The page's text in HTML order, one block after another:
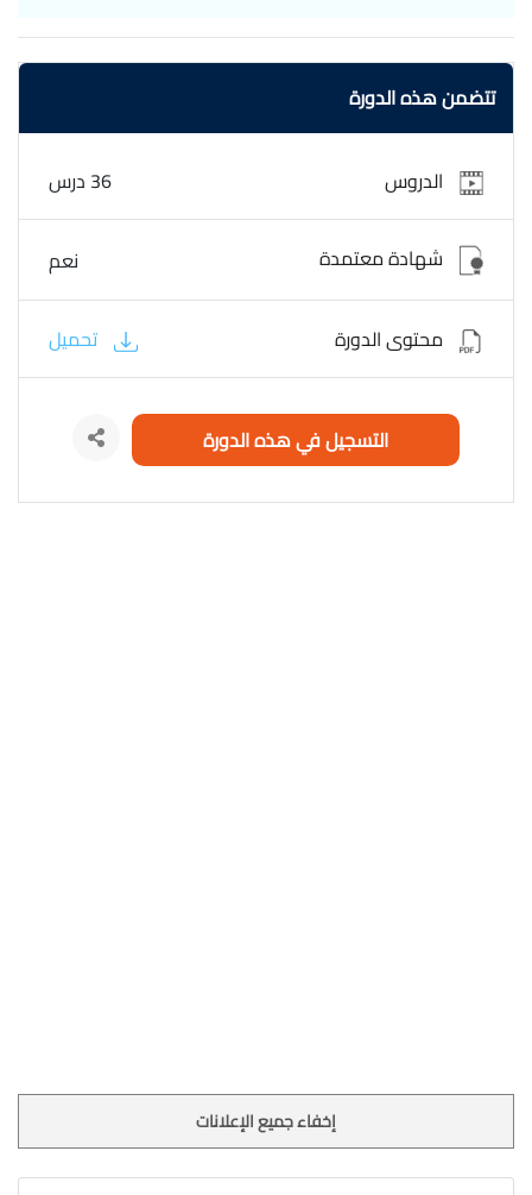
تتضمن هذه الدورة
الدروس 36 درس
شهادة معتمدة نعم
محتوى الدورة تحميل
التسجيل في هذه الدورة
إخفاء جميع الإعلانات